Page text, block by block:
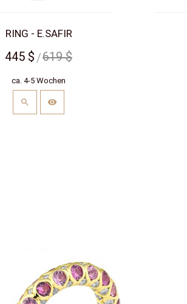
RING - E.SAFIR
445 $ 619 $
ca. 4-5 Wochen